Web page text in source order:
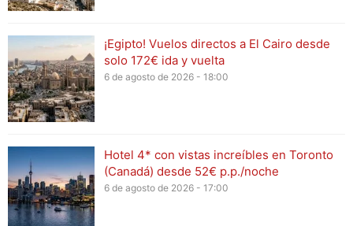
¡Egipto! Vuelos directos a El Cairo desde
solo 172€ ida y vuelta
6 de agosto de 2026 - 18:00
Hotel 4* con vistas increíbles en Toronto
(Canadá) desde 52€ p.p./noche
6 de agosto de 2026 - 17:00